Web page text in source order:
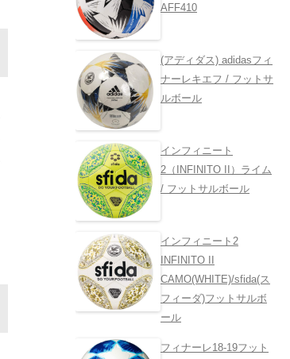
AFF410
(アディダス) adidasフィ
ナーレキエフ / フットサ
ルボール
インフィニート
2（INFINITO II）ライム
/ フットサルボール
インフィニート2
INFINITO II
CAMO(WHITE)/sfida(ス
フィーダ)フットサルボ
ール
フィナーレ18-19フット